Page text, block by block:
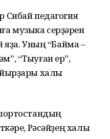
Сибай педагогия
музыка серҙәрен
Уның “Баймаҡ –
“Тыуған ер”,
халыҡ
Рәсәйҙең халыҡ